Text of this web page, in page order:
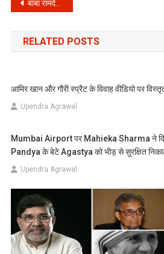
navigation
बाबा रामदेव के विवादित बयान को लेकर IMA ने खोला मोर्चा, भेजा लीगल नोटिस
RELATED POSTS
आमिर खान और गौरी स्प्रैट के विवाह वीडियो पर
Upendra Agrawal
Mumbai Airport पर Mahieka Sharma ने
Pandya के बेटे Agastya को भीड़ से सुरक्षित
Upendra Agrawal